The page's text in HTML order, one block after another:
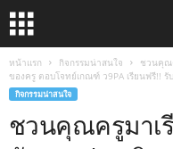
หน้าแรก กิจกรรมน่าสนใจ
ชวนคุณ
ของครู ตอบโจทย์เกณฑ์ ว9PA เรียนฟรี!! รั
กิจกรรมน่าสนใจ
ชวนคุณครูมาเ